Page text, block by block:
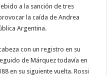
a la sanción de tres
la caída de Andrea
Argentina.
con un registro en su
de Márquez todavía en
en su siguiente vuelta. Rossi